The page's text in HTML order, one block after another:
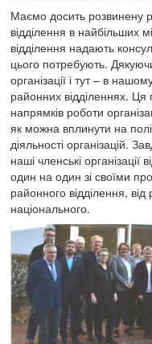
Маємо досить розвинену
відділення в найбільших
відділення надають
цього потребують.
організації і тут – в
районних відділеннях. Ця
напрямків роботи
як можна вплинути на
діяльності організацій.
наші членські
один на один зі своїми
районного відділення,
національного.